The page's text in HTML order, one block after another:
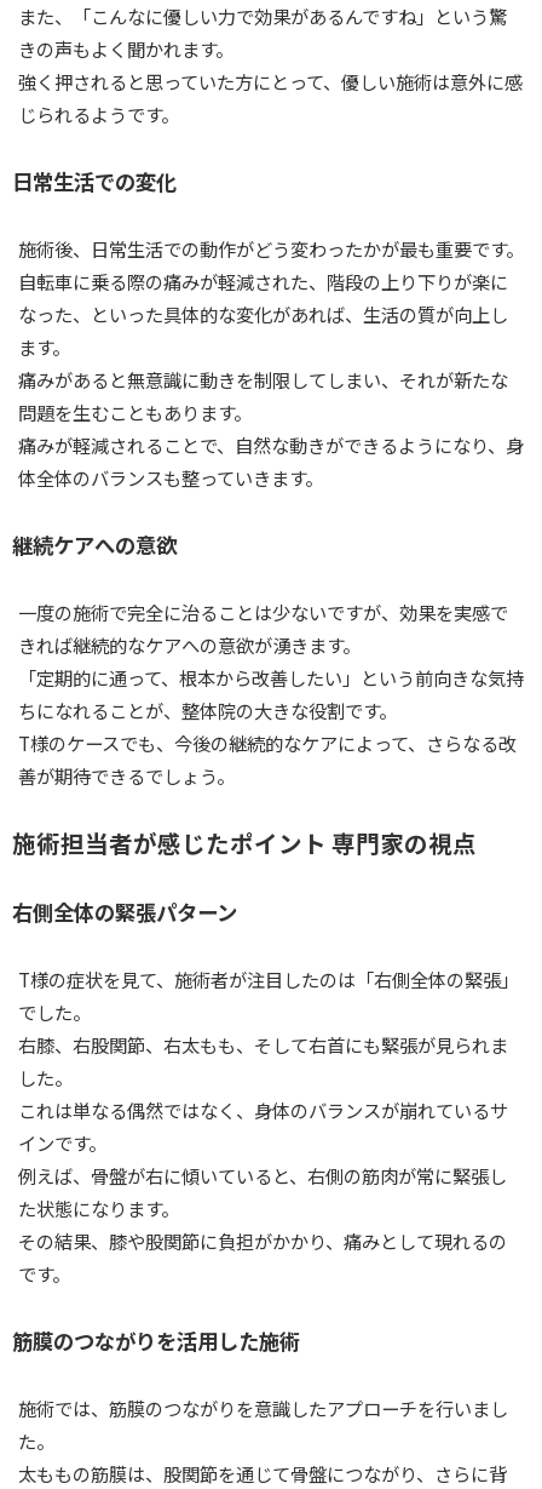
また、「こんなに優しい力で効果があるんですね」という驚
きの声もよく聞かれます。
強く押されると思っていた方にとって、優しい施術は意外に感
じられるようです。
日常生活での変化
施術後、日常生活での動作がどう変わったかが最も重要です。
自転車に乗る際の痛みが軽減された、階段の上り下りが楽に
なった、といった具体的な変化があれば、生活の質が向上し
ます。
痛みがあると無意識に動きを制限してしまい、それが新たな
問題を生むこともあります。
痛みが軽減されることで、自然な動きができるようになり、身
体全体のバランスも整っていきます。
継続ケアへの意欲
一度の施術で完全に治ることは少ないですが、効果を実感で
きれば継続的なケアへの意欲が湧きます。
「定期的に通って、根本から改善したい」という前向きな気持
ちになれることが、整体院の大きな役割です。
T様のケースでも、今後の継続的なケアによって、さらなる改
善が期待できるでしょう。
施術担当者が感じたポイント 専門家の視点
右側全体の緊張パターン
T様の症状を見て、施術者が注目したのは「右側全体の緊張」
でした。
右膝、右股関節、右太もも、そして右首にも緊張が見られま
した。
これは単なる偶然ではなく、身体のバランスが崩れているサ
インです。
例えば、骨盤が右に傾いていると、右側の筋肉が常に緊張し
た状態になります。
その結果、膝や股関節に負担がかかり、痛みとして現れるの
です。
筋膜のつながりを活用した施術
施術では、筋膜のつながりを意識したアプローチを行いまし
た。
太ももの筋膜は、股関節を通じて骨盤につながり、さらに背